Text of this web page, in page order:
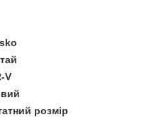
V
розмір